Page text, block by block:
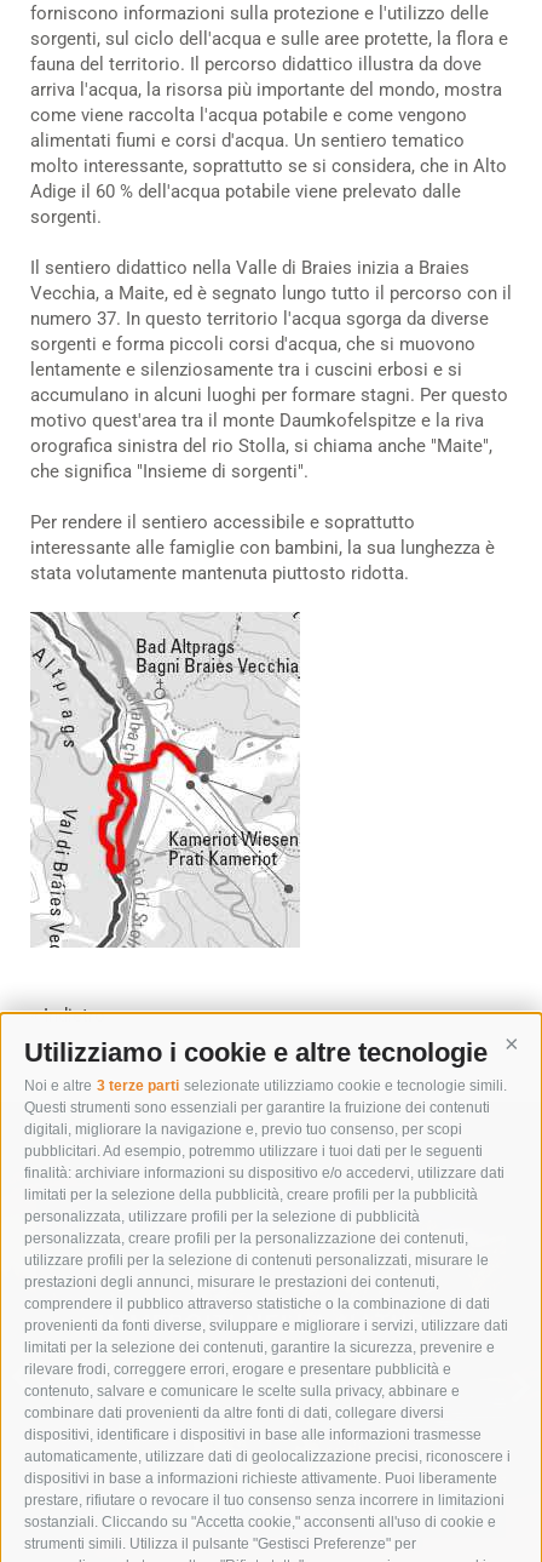
Utilizziamo i cookie e altre tecnologie
Noi e altre 3 terze parti selezionate utilizziamo cookie e tecnologie simili.
Questi strumenti sono essenziali per garantire la fruizione dei contenuti
digitali, migliorare la navigazione e, previo tuo consenso, per scopi
pubblicitari. Ad esempio, potremmo utilizzare i tuoi dati per le seguenti
finalità: archiviare informazioni su dispositivo e/o accedervi, utilizzare dati
limitati per la selezione della pubblicità, creare profili per la pubblicità
personalizzata, utilizzare profili per la selezione di pubblicità
personalizzata, creare profili per la personalizzazione dei contenuti,
utilizzare profili per la selezione di contenuti personalizzati, misurare le
prestazioni degli annunci, misurare le prestazioni dei contenuti,
comprendere il pubblico attraverso statistiche o la combinazione di dati
provenienti da fonti diverse, sviluppare e migliorare i servizi, utilizzare dati
limitati per la selezione dei contenuti, garantire la sicurezza, prevenire e
rilevare frodi, correggere errori, erogare e presentare pubblicità e
contenuto, salvare e comunicare le scelte sulla privacy, abbinare e
combinare dati provenienti da altre fonti di dati, collegare diversi
dispositivi, identificare i dispositivi in base alle informazioni trasmesse
automaticamente, utilizzare dati di geolocalizzazione precisi, riconoscere i
dispositivi in base a informazioni richieste attivamente. Puoi liberamente
prestare, rifiutare o revocare il tuo consenso senza incorrere in limitazioni
sostanziali. Cliccando su "Accetta cookie," acconsenti all'uso di cookie e
strumenti simili. Utilizza il pulsante "Gestisci Preferenze" per
forniscono informazioni sulla protezione e l'utilizzo delle
sorgenti, sul ciclo dell'acqua e sulle aree protette, la flora e
fauna del territorio. Il percorso didattico illustra da dove
arriva l'acqua, la risorsa più importante del mondo, mostra
come viene raccolta l'acqua potabile e come vengono
alimentati fiumi e corsi d'acqua. Un sentiero tematico
molto interessante, soprattutto se si considera, che in Alto
Adige il 60 % dell'acqua potabile viene prelevato dalle
sorgenti.
Il sentiero didattico nella Valle di Braies inizia a Braies
Vecchia, a Maite, ed è segnato lungo tutto il percorso con il
numero 37. In questo territorio l'acqua sgorga da diverse
sorgenti e forma piccoli corsi d'acqua, che si muovono
lentamente e silenziosamente tra i cuscini erbosi e si
accumulano in alcuni luoghi per formare stagni. Per questo
motivo quest'area tra il monte Daumkofelspitze e la riva
orografica sinistra del rio Stolla, si chiama anche "Maite",
che significa "Insieme di sorgenti".
Per rendere il sentiero accessibile e soprattutto
interessante alle famiglie con bambini, la sua lunghezza è
stata volutamente mantenuta piuttosto ridotta.
« Indietro
IMMERGITI NELLA NATURA
VACANZE ESTIVE